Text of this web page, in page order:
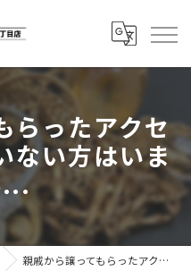
らったアクセ
ない方はいま
...
親戚から譲ってもらったアクセサリー、使っていない方はいません...